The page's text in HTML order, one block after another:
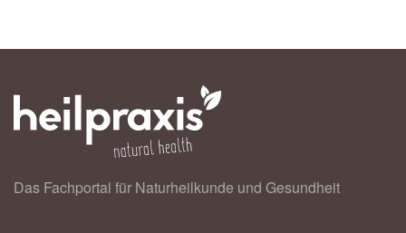
Das Fachportal für Naturheilkunde und Gesundheit